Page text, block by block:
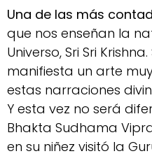
Una de las más
que nos enseñan la
Universo, Sri Sri
manifiesta un arte
estas narraciones
Y esta vez no será
Bhakta Sudhama
en su niñez visitó la